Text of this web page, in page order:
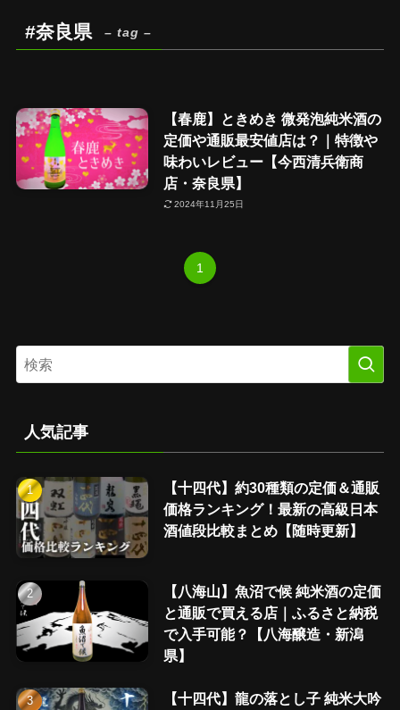
#奈良県 – tag –
【春鹿】ときめき 微発泡純米酒の
定価や通販最安値店は？｜特徴や
味わいレビュー【今西清兵衛商
店・奈良県】
2024年11月25日
1
人気記事
【十四代】約30種類の定価＆通販
価格ランキング！最新の高級日本
酒値段比較まとめ【随時更新】
【八海山】魚沼で候 純米酒の定価
と通販で買える店｜ふるさと納税
で入手可能？【八海醸造・新潟
県】
【十四代】龍の落とし子 純米大吟